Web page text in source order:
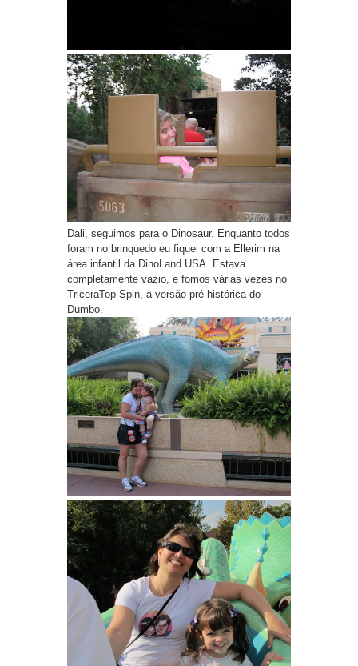
Dali, seguimos para o Dinosaur. Enquanto todos
foram no brinquedo eu fiquei com a Ellerim na
área infantil da DinoLand USA. Estava
completamente vazio, e fomos várias vezes no
TriceraTop Spin, a versão pré-histórica do
Dumbo.